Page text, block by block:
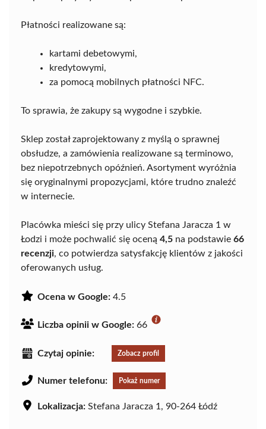
Płatności realizowane są:
kartami debetowymi,
kredytowymi,
za pomocą mobilnych płatności NFC.
To sprawia, że zakupy są wygodne i szybkie.
Sklep został zaprojektowany z myślą o sprawnej
obsłudze, a zamówienia realizowane są terminowo,
bez niepotrzebnych opóźnień. Asortyment wyróżnia
się oryginalnymi propozycjami, które trudno znaleźć
w internecie.
Placówka mieści się przy ulicy Stefana Jaracza 1 w
Łodzi i może pochwalić się oceną 4,5 na podstawie 66
recenzji, co potwierdza satysfakcję klientów z jakości
oferowanych usług.
Ocena w Google: 4.5
Liczba opinii w Google: 66
Czytaj opinie: Zobacz profil
Numer telefonu: Pokaż numer
Lokalizacja: Stefana Jaracza 1, 90-264 Łódź